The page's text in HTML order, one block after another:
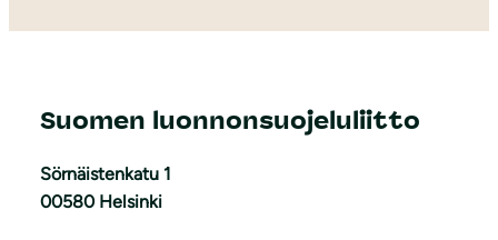
Suomen luonnonsuojeluliitto
Sörnäistenkatu 1
00580 Helsinki